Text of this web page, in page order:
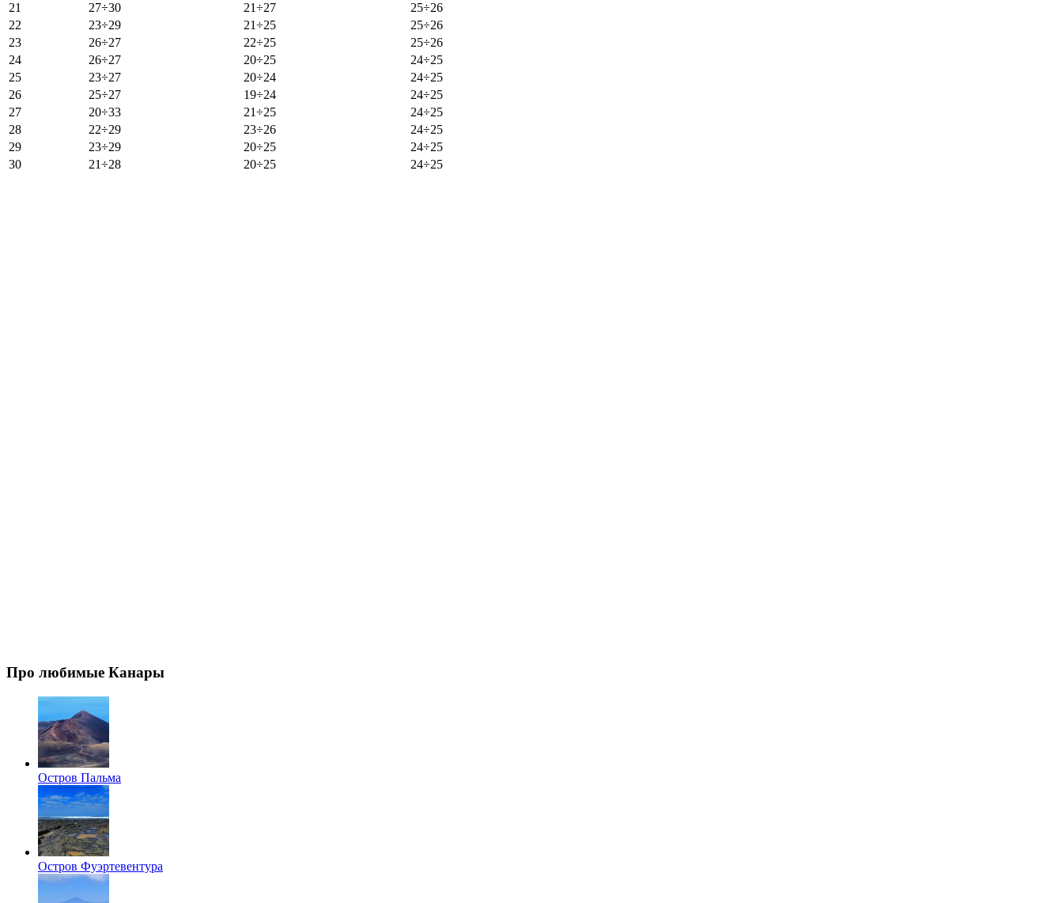
21
27÷30 21÷27
25÷26
22
23÷29 21÷25
25÷26
23
26÷27 22÷25
25÷26
24
26÷27 20÷25
24÷25
25
23÷27 20÷24
24÷25
26
25÷27 19÷24
24÷25
27
20÷33 21÷25
24÷25
28
22÷29 23÷26
24÷25
29
23÷29 20÷25
24÷25
30
21÷28 20÷25 24÷25
Про любимые Канары
Остров Пальма
Остров Фуэртевентура